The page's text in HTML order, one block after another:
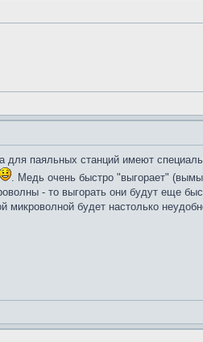
паяльных станций имеют
. Медь очень быстро "выгорает"
- то выгорать они будут еще
будет настолько